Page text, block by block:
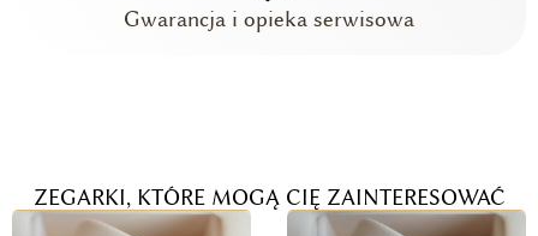
Gwarancja i opieka serwisowa
ZEGARKI, KTÓRE MOGĄ CIĘ ZAINTERESOWAĆ